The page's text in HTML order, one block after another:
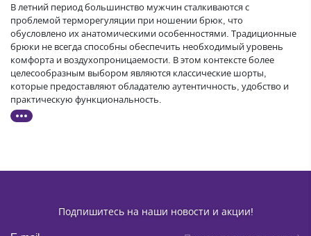
В летний период большинство мужчин сталкиваются с
проблемой терморегуляции при ношении брюк, что
обусловлено их анатомическими особенностями. Традиционные
брюки не всегда способны обеспечить необходимый уровень
комфорта и воздухопроницаемости. В этом контексте более
целесообразным выбором являются классические шорты,
которые предоставляют обладателю аутентичность, удобство и
практическую функциональность.
Подпишитесь на наши новости и акции!